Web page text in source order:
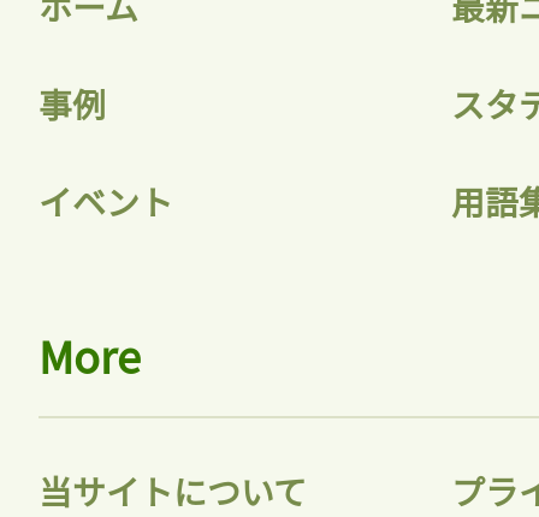
記事をお気に入りに
会員登録
事例 スタ
イベント 用語
More
当サイトについて プラ